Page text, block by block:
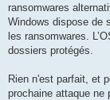
ransomwares
Windows dispose de
les ransomwares.
dossiers protégés.
Rien n'est parfait, et
prochaine attaque ne